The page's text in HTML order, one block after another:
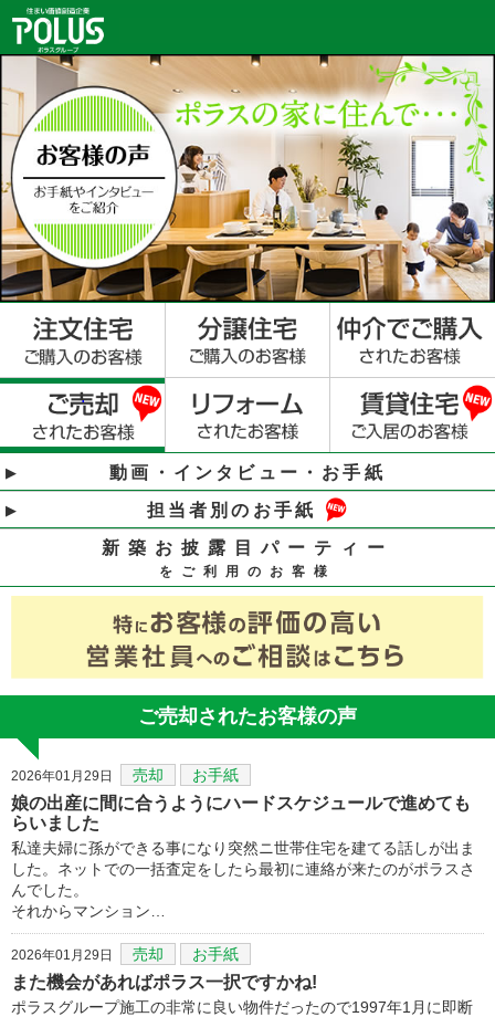
動画・インタビュー・お手紙
担当者別のお手紙
新築お披露目パーティー
をご利用のお客様
ご売却されたお客様の声
2026年01月29日 売却 お手紙
娘の出産に間に合うようにハードスケジュールで進めても
らいました
私達夫婦に孫ができる事になり突然ニ世帯住宅を建てる話しが出ま
した。ネットでの一括査定をしたら最初に連絡が来たのがポラスさ
んでした。
それからマンション…
2026年01月29日 売却 お手紙
また機会があればポラス一択ですかね!
ポラスグループ施工の非常に良い物件だったので1997年1月に即断